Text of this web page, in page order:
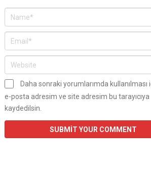
Daha sonraki yorumlarımda kullanılması
e-posta adresim ve site adresim bu tarayıcıya
kaydedilsin.